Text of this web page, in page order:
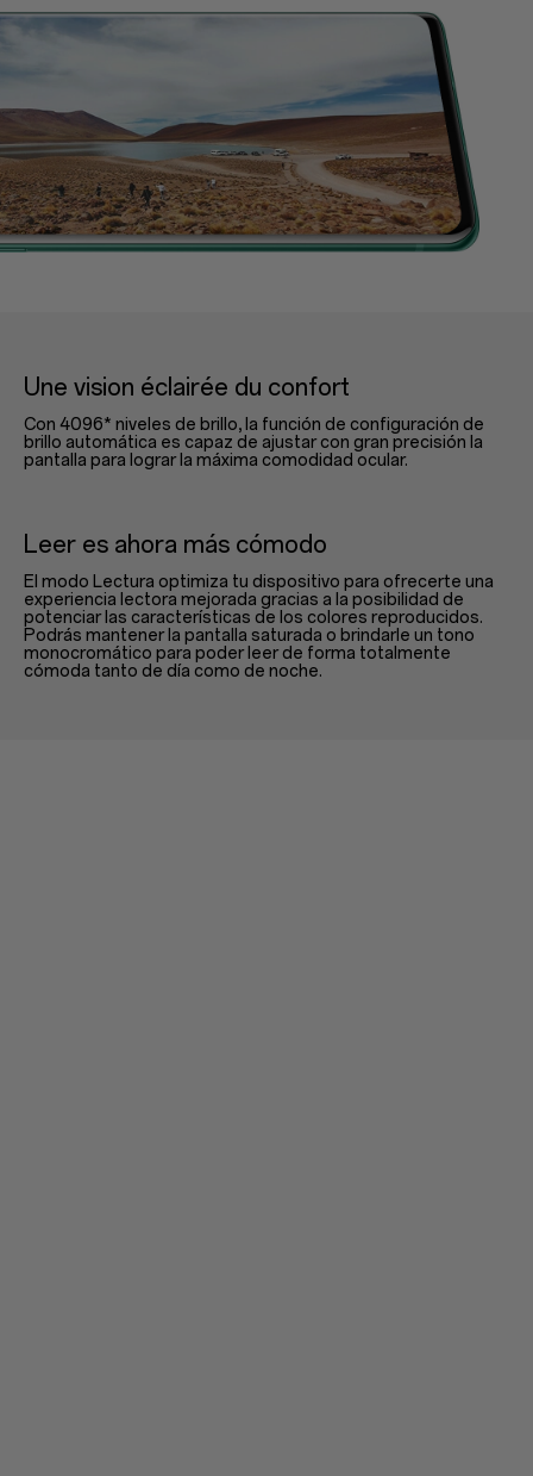
Une vision éclairée du confort
Con 4096* niveles de brillo, la función de configuración de
brillo automática es capaz de ajustar con gran precisión la
pantalla para lograr la máxima comodidad ocular.
Leer es ahora más cómodo
El modo Lectura optimiza tu dispositivo para ofrecerte una
experiencia lectora mejorada gracias a la posibilidad de
potenciar las características de los colores reproducidos.
Podrás mantener la pantalla saturada o brindarle un tono
monocromático para poder leer de forma totalmente
cómoda tanto de día como de noche.